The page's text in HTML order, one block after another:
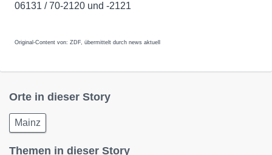
06131 / 70-2120 und -2121
Original-Content von: ZDF, übermittelt durch news aktuell
Orte in dieser Story
Mainz
Themen in dieser Story